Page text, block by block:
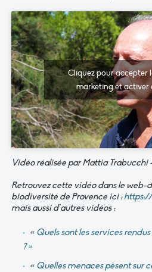
Cliquez pour accepter
marketing et activer
Vidéo réalisée par Mattia Trabucchi
Retrouvez cette vidéo dans le
biodiversité de Provence ici :
mais aussi d’autres vidéos :
« Quels sont les services
? »
« Quelles menaces pèsent sur